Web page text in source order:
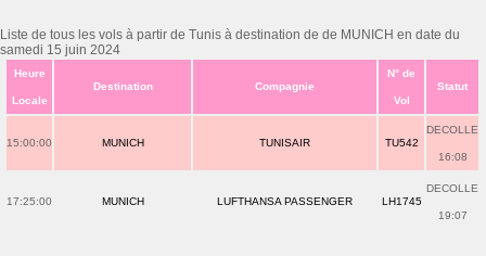
Liste de tous les vols à partir de Tunis à destination de de MUNICH en date du
samedi 15 juin 2024
Heure
Locale
Destination Compagnie
N° de
Vol
Statut
15:00:00 MUNICH TUNISAIR TU542
DECOLLE
16:08
17:25:00 MUNICH LUFTHANSA PASSENGER LH1745
DECOLLE
19:07